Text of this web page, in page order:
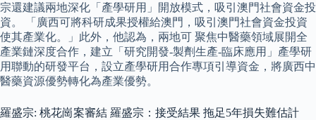
宗還建議兩地深化「產學研用」開放模式，吸引澳門社會資金投
資。 「廣西可將科研成果授權給澳門，吸引澳門社會資金投資
使其產業化。」此外，他認為，兩地可 聚焦中醫藥領域展開全
產業鏈深度合作，建立「研究開發-製劑生產-臨床應用」產學研
用聯動的研發平台，設立產學研用合作專項引導資金，將廣西中
醫藥資源優勢轉化為產業優勢。
羅盛宗: 桃花崗案審結 羅盛宗：接受結果 拖足5年損失難估計